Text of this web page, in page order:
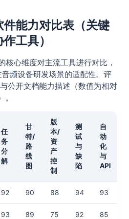
能力对比表（关键
工具）
核心维度对主流工具进行对比，
频设备研发场景的适配性。评
公开文档能力描述（数值为相对
任
务
分
解
甘
特/
路
线
图
版
本/
资
产
控
制
测
试
与
缺
陷
自
动
化
与
API
92 90 88 94 93
93 89 75 92 85